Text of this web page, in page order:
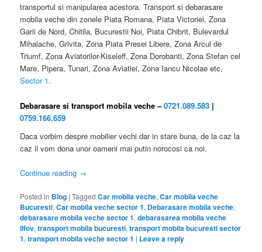
transportul si manipularea acestora. Transport si debarasare
mobila veche din zonele Piata Romana, Piata Victoriei, Zona
Garii de Nord, Chitila, Bucurestii Noi, Piata Chibrit, Bulevardul
Mihalache, Grivita, Zona Piata Presei Libere, Zona Arcul de
Triumf, Zona Aviatorilor-Kiseleff, Zona Dorobanti, Zona Stefan cel
Mare, Pipera, Tunari, Zona Aviatiei, Zona Iancu Nicolae etc,
Sector 1.
Debarasare si transport mobila veche –0721.089.583 |
0759.166.659
Daca vorbim despre mobilier vechi dar in stare buna, de la caz la
caz il vom dona unor oameni mai putin norocosi ca noi.
Continue reading →
Posted in Blog |Tagged Car mobila veche,Car mobila veche
Bucuresti,Car mobila veche sector 1, Debarasare mobila veche,
debarasare mobila veche sector 1,debarasarea mobila veche
ilfov,transport mobila bucuresti,transport mobila bucuresti sector
1,transport mobila veche sector 1 | Leave a reply